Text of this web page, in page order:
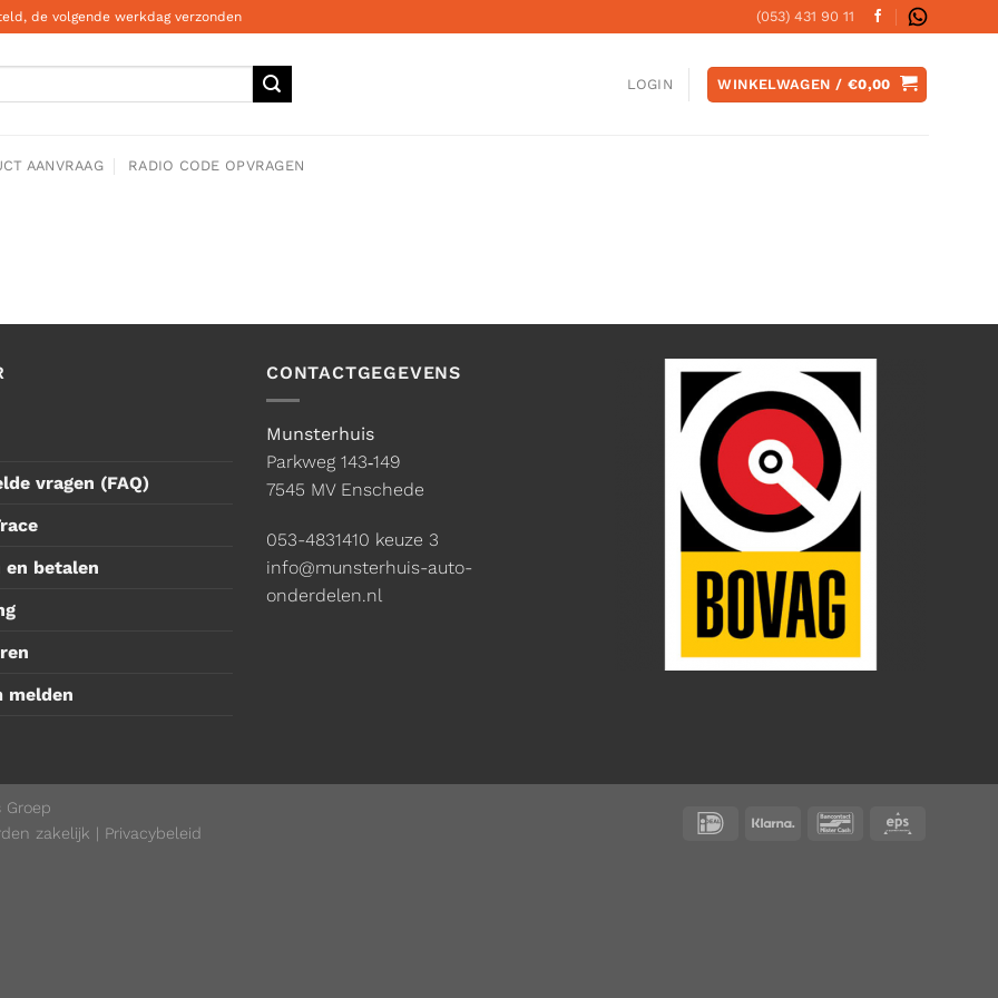
de volgende werkdag verzonden (053) 431 90 11
LOGIN WINKELWAGEN / €0,00
AANVRAAG RADIO CODE OPVRAGEN
vragen (FAQ)
en betalen
melden
CONTACTGEGEVENS
Munsterhuis
Parkweg 143‑149
7545 MV Enschede
053-4831410 keuze 3
info@munsterhuis-auto-
onderdelen.nl
zakelijk | Privacybeleid